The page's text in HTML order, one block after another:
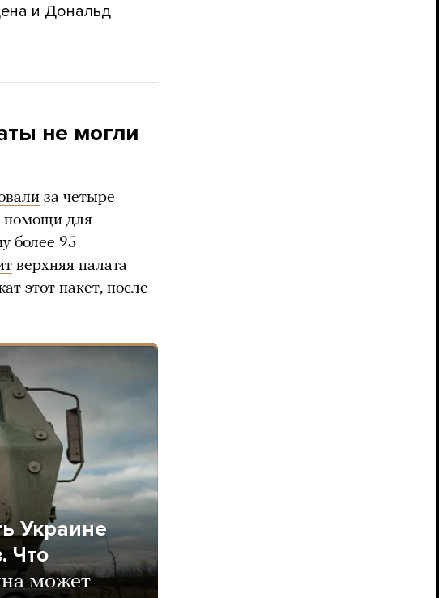
и Дональд
не могли
за четыре
помощи для
более 95
верхняя палата
этот пакет, после
Украине
Что
может